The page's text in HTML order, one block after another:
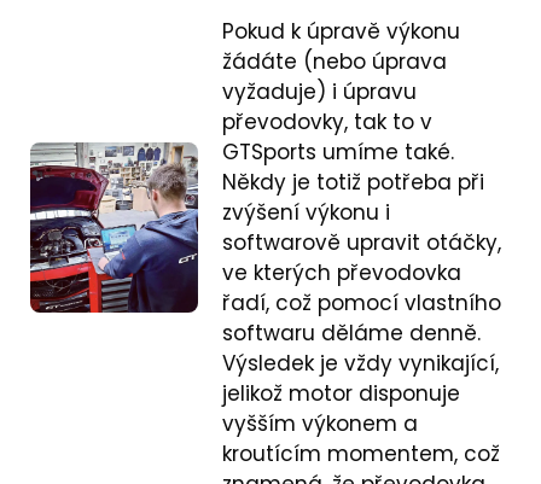
Pokud k úpravě výkonu
žádáte (nebo úprava
vyžaduje) i úpravu
převodovky, tak to v
GTSports umíme také.
Někdy je totiž potřeba při
zvýšení výkonu i
softwarově upravit otáčky,
ve kterých převodovka
řadí, což pomocí vlastního
softwaru děláme denně.
Výsledek je vždy vynikající,
jelikož motor disponuje
vyšším výkonem a
kroutícím momentem, což